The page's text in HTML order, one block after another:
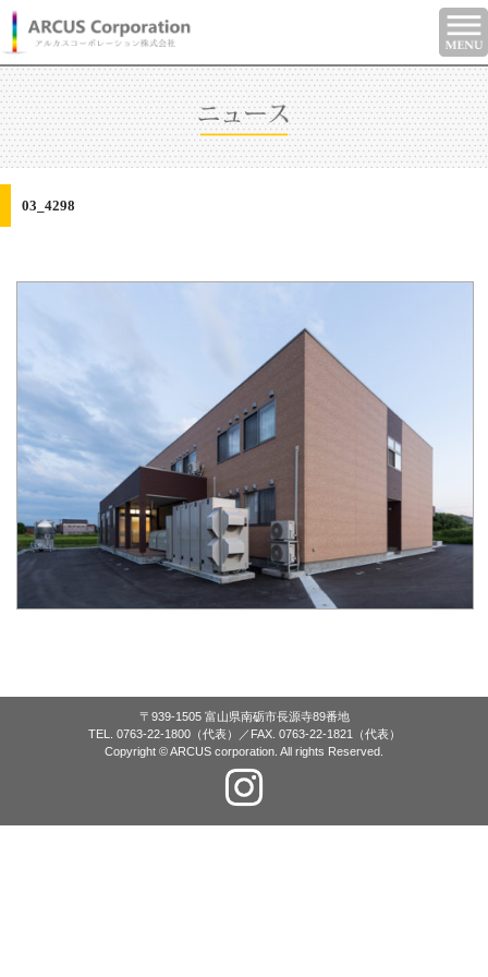
03_4298
〒939-1505 富山県南砺市長源寺89番地
TEL. 0763-22-1800（代表）／FAX. 0763-22-1821（代表）
Copyright © ARCUS corporation. All rights Reserved.